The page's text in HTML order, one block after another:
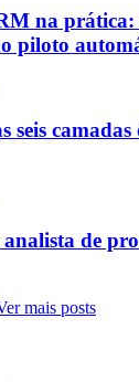
na
piloto
seis
de
mais posts